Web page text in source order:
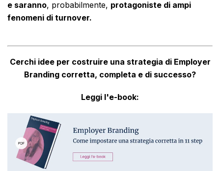
e saranno, probabilmente, protagoniste di ampi
fenomeni di turnover.
Cerchi idee per costruire una strategia di Employer
Branding corretta, completa e di successo?
Leggi l'e-book: